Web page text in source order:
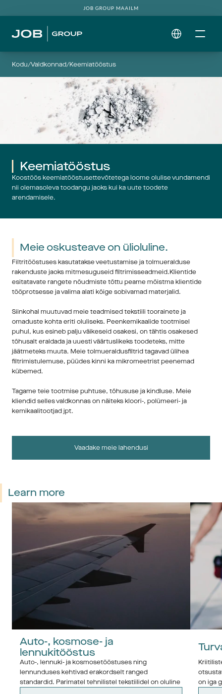
JOB GROUP MAAILM
Kodu/Valdkonnad/Keemiatööstus
Keemiatööstus
Koostöös keemiatööstusettevõtetega loome olulise vundamendi
nii olemasoleva toodangu jaoks kui ka uute toodete
arendamisele.
Meie oskusteave on ülioluline.
Filtritööstuses kasutatakse veetustamise ja tolmueralduse
rakenduste jaoks mitmesuguseid filtrimisseadmeid.Klientide
esitatavate rangete nõudmiste tõttu peame mõistma klientide
tööprotsesse ja valima alati kõige sobivamad materjalid.
Siinkohal muutuvad meie teadmised tekstiili toorainete ja
omaduste kohta eriti oluliseks. Peenkemikaalide tootmisel
puhul, kus esineb palju väikeseid osakesi, on tähtis osakesed
tõhusalt eraldada ja uuesti väärtuslikeks toodeteks, mitte
jäätmeteks muuta. Meie tolmueraldusfiltrid tagavad ülihea
filtrimistulemuse, püüdes kinni ka mikromeetrist peenemad
kübemed.
Tagame teie tootmise puhtuse, tõhususe ja kindluse. Meie
kliendid selles valdkonnas on näiteks kloori-, polümeeri- ja
kemikaalitootjad jpt.
Vaadake meie lahendusi
Learn more
Auto-, kosmose- ja
lennukitööstus
Auto-, lennuki- ja kosmosetööstuses ning
lennunduses kehtivad erakordselt ranged
standardid. Parimatel tehnilistel tekstiilidel on oluline
on iga